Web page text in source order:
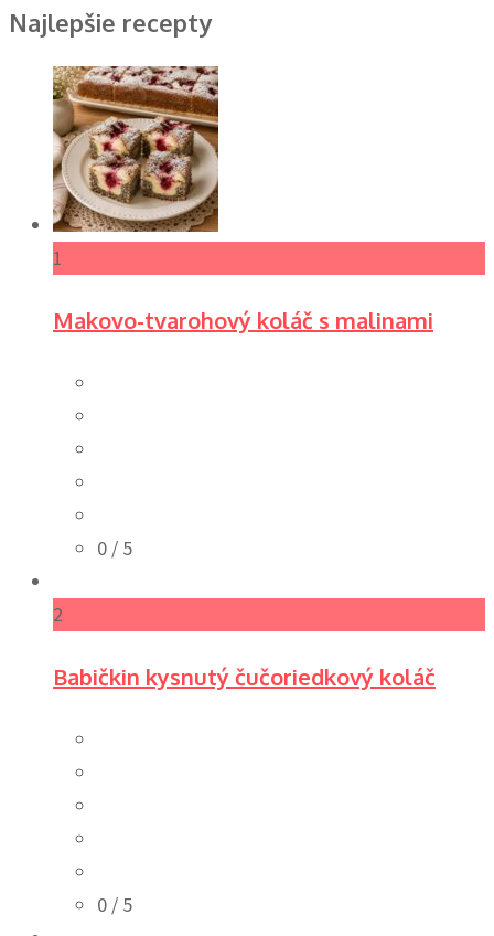
Najlepšie recepty
1
Makovo-tvarohový koláč s malinami
0 / 5
2
Babičkin kysnutý čučoriedkový koláč
0 / 5